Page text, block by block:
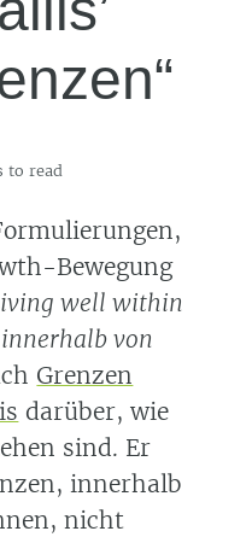
to read
Bewegung
well within
innerhalb von
Grenzen
darüber, wie
sind. Er
innerhalb
nicht